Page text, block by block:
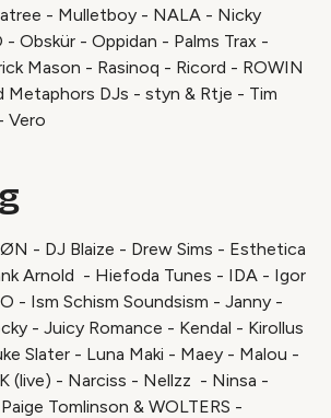
- Mulletboy - NALA - Nicky
Obskür - Oppidan - Palms Trax -
Mason - Rasinoq - Ricord - ROWIN
Metaphors DJs - styn & Rtje - Tim
Vero
- DJ Blaize - Drew Sims - Esthetica
Arnold - Hiefoda Tunes - IDA - Igor
- Ism Schism Soundsism - Janny -
- Juicy Romance - Kendal - Kirollus
Slater - Luna Maki - Maey - Malou -
(live) - Narciss - Nellzz - Ninsa -
Tomlinson & WOLTERS -